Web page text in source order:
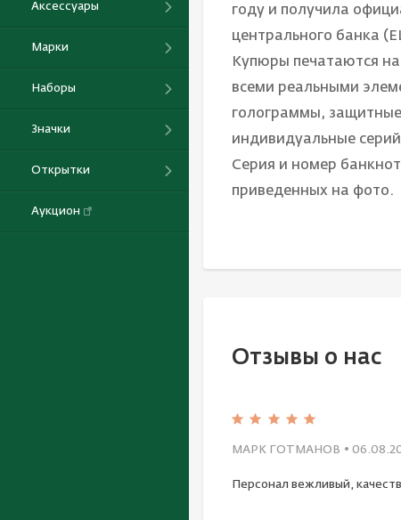
Аксессуары
Марки
Наборы
Значки
Открытки
Аукцион
году и получила
центрального банка
Купюры печатаются
всеми реальными
голограммы,
индивидуальные
Серия и номер
приведенных на фото.
Отзывы о нас
МАРК ГОТМАНОВ •
Персонал вежливый,